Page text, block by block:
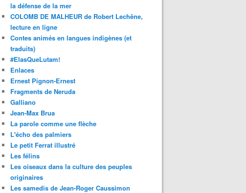
la défense de la mer
COLOMB DE MALHEUR de Robert Lechêne,
lecture en ligne
Contes animés en langues indigènes (et
traduits)
#ElasQueLutam!
Enlaces
Ernest Pignon-Ernest
Fragments de Neruda
Galliano
Jean-Max Brua
La parole comme une flèche
L'écho des palmiers
Le petit Ferrat illustré
Les félins
Les oiseaux dans la culture des peuples
originaires
Les samedis de Jean-Roger Caussimon